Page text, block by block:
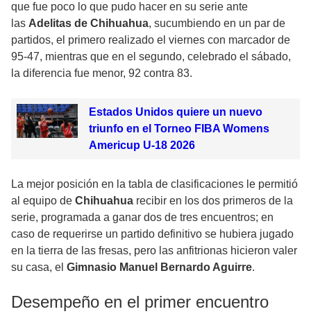
que fue poco lo que pudo hacer en su serie ante
las Adelitas de Chihuahua, sucumbiendo en un par de
partidos, el primero realizado el viernes con marcador de
95-47, mientras que en el segundo, celebrado el sábado,
la diferencia fue menor, 92 contra 83.
Estados Unidos quiere un nuevo
triunfo en el Torneo FIBA Womens
Americup U-18 2026
La mejor posición en la tabla de clasificaciones le permitió
al equipo de Chihuahua recibir en los dos primeros de la
serie, programada a ganar dos de tres encuentros; en
caso de requerirse un partido definitivo se hubiera jugado
en la tierra de las fresas, pero las anfitrionas hicieron valer
su casa, el Gimnasio Manuel Bernardo Aguirre.
Desempeño en el primer encuentro